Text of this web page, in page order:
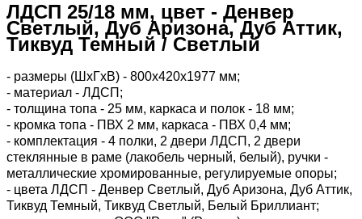
ЛДСП 25/18 мм, цвет - Денвер
Светлый, Дуб Аризона, Дуб Аттик,
Тиквуд Темный / Светлый
- размеры (ШхГхВ) - 800х420х1977 мм;
- материал - ЛДСП;
- толщина топа - 25 мм, каркаса и полок - 18 мм;
- кромка топа - ПВХ 2 мм, каркаса - ПВХ 0,4 мм;
- комплектация - 4 полки, 2 двери ЛДСП, 2 двери
стеклянные в раме (лакобель черный, белый), ручки -
металлические хромированные, регулируемые опоры;
- цвета ЛДСП - Денвер Светлый, Дуб Аризона, Дуб Аттик,
Тиквуд Темный, Тиквуд Светлый, Белый Бриллиант;